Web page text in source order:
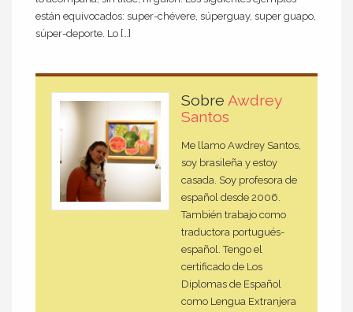
están equivocados: super-chévere, súperguay, super guapo,
súper-deporte. Lo […]
Sobre Awdrey
Santos
Me llamo Awdrey Santos,
soy brasileña y estoy
casada. Soy profesora de
español desde 2006.
También trabajo como
traductora portugués-
español. Tengo el
certificado de Los
Diplomas de Español
como Lengua Extranjera